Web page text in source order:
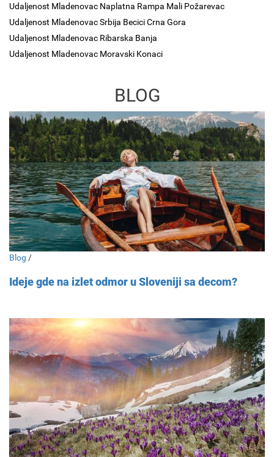
Udaljenost Mladenovac Naplatna Rampa Mali Požarevac
Udaljenost Mladenovac Srbija Becici Crna Gora
Udaljenost Mladenovac Ribarska Banja
Udaljenost Mladenovac Moravski Konaci
BLOG
Blog /
Ideje gde na izlet odmor u Sloveniji sa decom?